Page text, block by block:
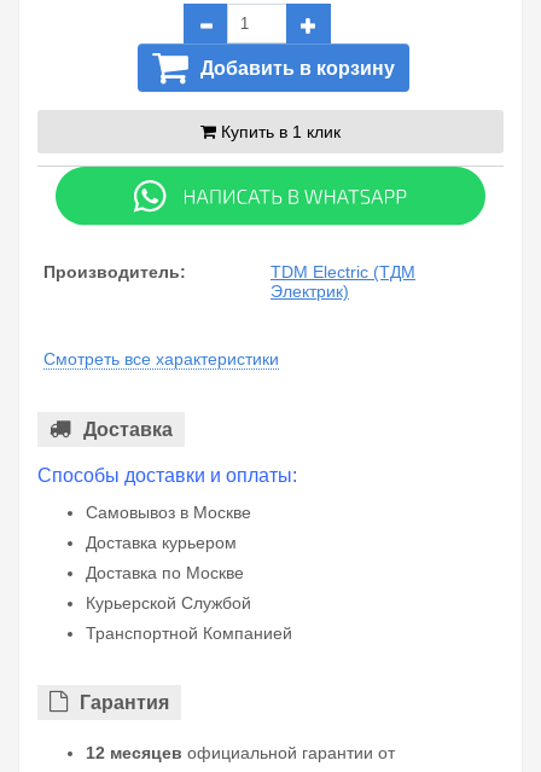
Добавить в корзину
Купить в 1 клик
Производитель:
TDM Electric (ТДМ
Электрик)
Смотреть все характеристики
Доставка
Способы доставки и оплаты:
Самовывоз в Москве
Доставка курьером
Доставка по Москве
Курьерской Службой
Транспортной Компанией
Гарантия
12 месяцев официальной гарантии от